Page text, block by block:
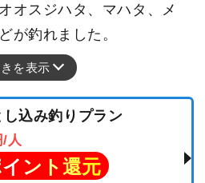
オスジハタ、マハタ、メ
が釣れました。
を表示
込み釣りプラン
/人
ント還元